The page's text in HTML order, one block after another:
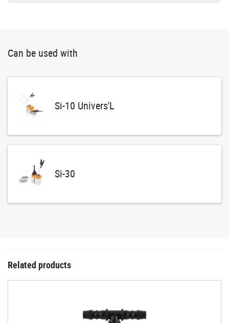
Can be used with
Si-10 Univers'L
Si-30
Related products